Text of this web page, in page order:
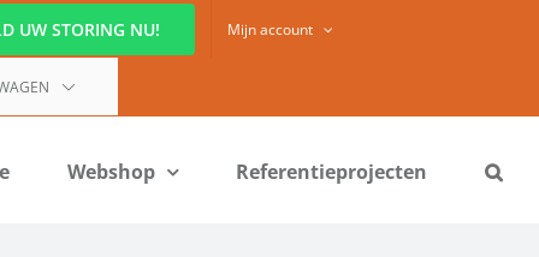
UW STORING NU! Mijn account
Webshop Referentieprojecten